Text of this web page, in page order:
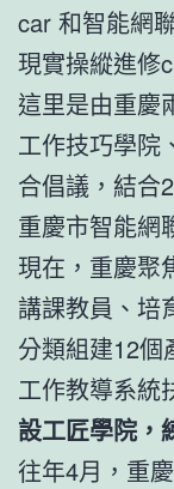
car 和智能網
現實操縱進修
這里是由重慶
工作技巧學院
合倡議，結合
重慶市智能網
現在，重慶聚
講課教員、培
分類組建12個
工作教導系統
設工匠學院，
往年4月，重